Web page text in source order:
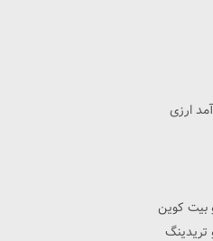
ارزی
بیت کوین